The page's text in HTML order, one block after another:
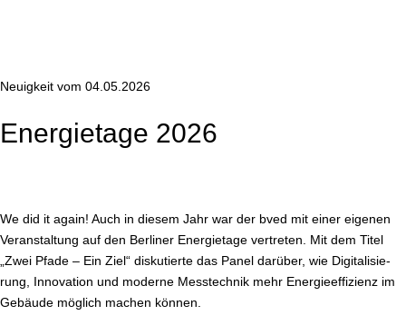
Neuigkeit vom 04.05.2026
En­er­gie­ta­ge 2026
We did it again! Auch in diesem Jahr war der bved mit einer eigenen
Ver­an­stal­tung auf den Berliner En­er­gie­ta­ge vertreten. Mit dem Titel
„Zwei Pfade – Ein Ziel“ dis­ku­tier­te das Panel darüber, wie Di­gi­ta­li­sie­
rung, Innovation und moderne Mess­tech­nik mehr En­er­gie­ef­fi­zi­enz im
Gebäude möglich machen können.